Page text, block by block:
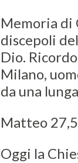
Memoria di
discepoli
Dio.
Milano,
da una
Matteo
Oggi la